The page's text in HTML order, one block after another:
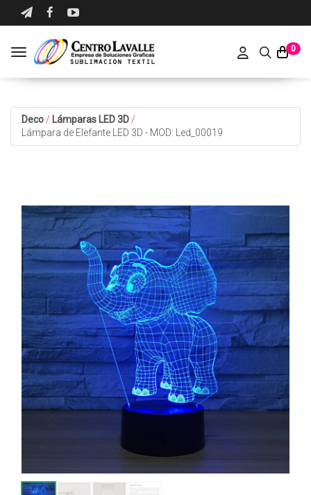
0
Toggle navigation
Deco / Lámparas LED 3D /
Lámpara de Elefante LED 3D - MOD: Led_00019